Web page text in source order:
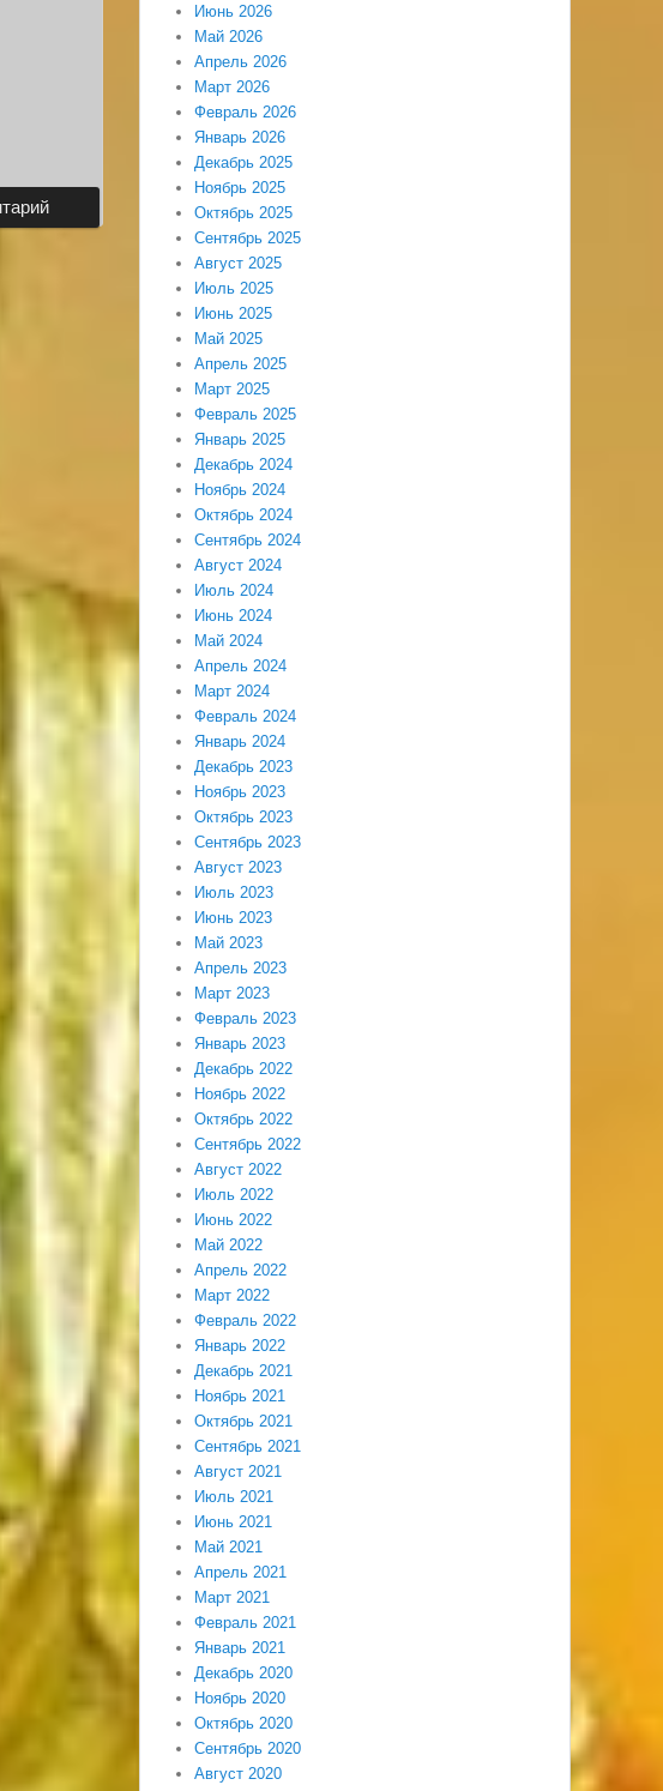
Июнь 2026
Май 2026
Апрель 2026
Март 2026
Февраль 2026
Январь 2026
Декабрь 2025
Ноябрь 2025
Октябрь 2025
Сентябрь 2025
Август 2025
Июль 2025
Июнь 2025
Май 2025
Апрель 2025
Март 2025
Февраль 2025
Январь 2025
Декабрь 2024
Ноябрь 2024
Октябрь 2024
Сентябрь 2024
Август 2024
Июль 2024
Июнь 2024
Май 2024
Апрель 2024
Март 2024
Февраль 2024
Январь 2024
Декабрь 2023
Ноябрь 2023
Октябрь 2023
Сентябрь 2023
Август 2023
Июль 2023
Июнь 2023
Май 2023
Апрель 2023
Март 2023
Февраль 2023
Январь 2023
Декабрь 2022
Ноябрь 2022
Октябрь 2022
Сентябрь 2022
Август 2022
Июль 2022
Июнь 2022
Май 2022
Апрель 2022
Март 2022
Февраль 2022
Январь 2022
Декабрь 2021
Ноябрь 2021
Октябрь 2021
Сентябрь 2021
Август 2021
Июль 2021
Июнь 2021
Май 2021
Апрель 2021
Март 2021
Февраль 2021
Январь 2021
Декабрь 2020
Ноябрь 2020
Октябрь 2020
Сентябрь 2020
Август 2020